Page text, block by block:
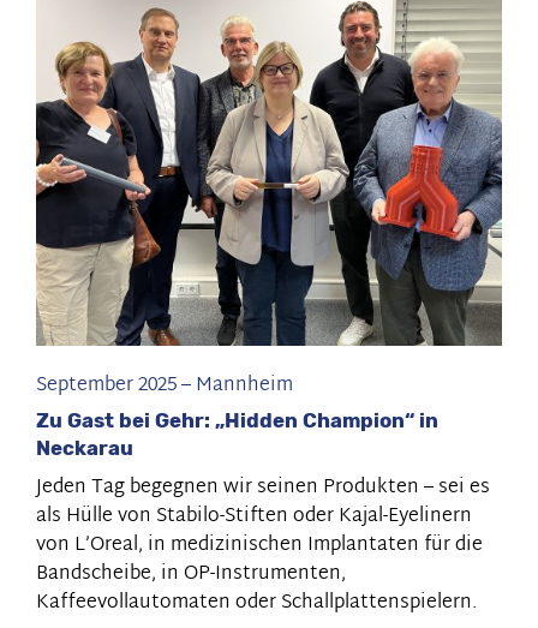
Druckmaschinen:
Zu
Gast
beim
größten
Druckmaschinenhersteller
der
Welt
September 2025–Mannheim
Zu Gast bei Gehr: „Hidden Champion“ in
Neckarau
Jeden Tag begegnen wir seinen Produkten – sei es
als Hülle von Stabilo-Stiften oder Kajal-Eyelinern
von L’Oreal, in medizinischen Implantaten für die
Bandscheibe, in OP-Instrumenten,
Kaffeevollautomaten oder Schallplattenspielern.